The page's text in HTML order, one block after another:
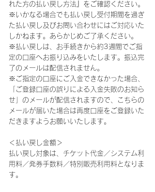
れた方の払い戻し方法』をご確認ください。
※いかなる場合でも払い戻し受付期間を過ぎ
た払い戻し及びお問い合わせにはご対応いた
しかねます。あらかじめご了承ください。
※払い戻しは、お手続きから約3週間でご指
定の口座へお振り込みをいたします。振込完
了のメールは配信されません。
※ご指定の口座にご入金できなかった場合、
「ご登録口座の誤りによる入金失敗のお知ら
せ」のメールが配信されますので、こちらの
メールが届いた場合は再度口座をご登録いた
だきますようお願いいたします。
＜払い戻し金額＞
払い戻し対象は、チケット代金／システム利
用料／発券手数料／特別販売利用料となりま
す。